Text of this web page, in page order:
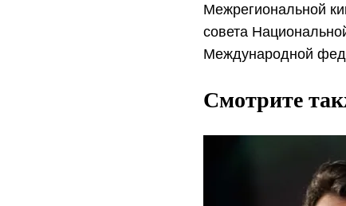
Межрегиональной
совета
Международной
Смотрите